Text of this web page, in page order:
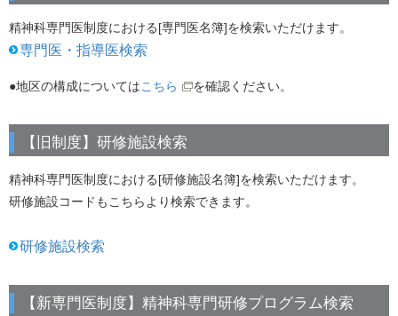
精神科専門医制度における[専門医名簿]を検索いただけます。
専門医・指導医検索
●地区の構成についてはこちら を確認ください。
【旧制度】研修施設検索
精神科専門医制度における[研修施設名簿]を検索いただけます。
研修施設コードもこちらより検索できます。
研修施設検索
【新専門医制度】精神科専門研修プログラム検索